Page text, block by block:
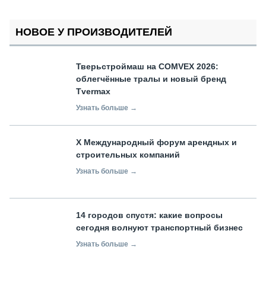
НОВОЕ У ПРОИЗВОДИТЕЛЕЙ
Тверьстроймаш на COMVEX 2026:
облегчённые тралы и новый бренд
Tvermax
Узнать больше →
X Международный форум арендных и
строительных компаний
Узнать больше →
14 городов спустя: какие вопросы
сегодня волнуют транспортный бизнес
Узнать больше →